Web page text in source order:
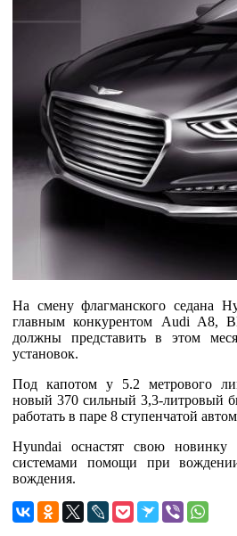
На смену флагманского седана
главным конкурентом Audi A8,
должны представить в этом
установок.
Под капотом у 5.2 метрового
новый 370 сильный 3,3-литровый
работать в паре 8 ступенчатой
Hyundai оснастят свою новинку
системами помощи при
вождения.